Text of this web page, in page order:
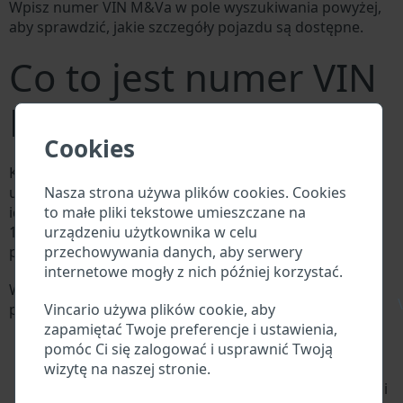
Cookies
Nasza strona używa plików cookies. Cookies
to małe pliki tekstowe umieszczane na
urządzeniu użytkownika w celu
przechowywania danych, aby serwery
internetowe mogły z nich później korzystać.
Vincario używa plików cookie, aby
zapamiętać Twoje preferencje i ustawienia,
pomóc Ci się zalogować i usprawnić Twoją
wizytę na naszej stronie.
Wpisz numer VIN M&Va w pole wyszukiwania powyżej,
aby sprawdzić, jakie szczegóły pojazdu są dostępne.
Co to jest numer VIN
M&Va?
Każdy producent M&Va przypisuje każdemu pojazdowi
unikalny identyfikator zwany numerem
identyfikacyjnym pojazdu (VIN). Numer VIN składa się z
17 cyfr i składa się z liter i cyfr zawierających
podstawowe informacje o pojeździe.
Wszystkie bazy danych w branży motoryzacyjnej
przeszukują VIN:
Baza danych producenta M&Va
Baza danych importerów/eksporterów M&Va
Baza danych dealerów M&Va
Baza danych warsztatów M&Va i dostawców części